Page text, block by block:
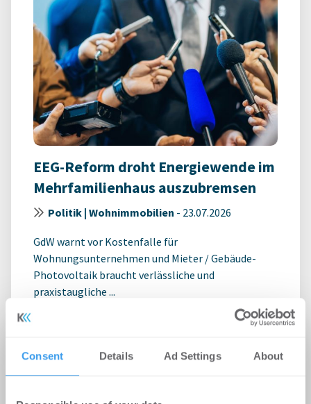
Consent Details Ad Settings About
EEG-Reform droht Energiewende im
Mehrfamilienhaus auszubremsen
Politik | Wohnimmobilien - 23.07.2026
GdW warnt vor Kostenfalle für
Wohnungsunternehmen und Mieter / Gebäude-
Photovoltaik braucht verlässliche und
praxistaugliche ...